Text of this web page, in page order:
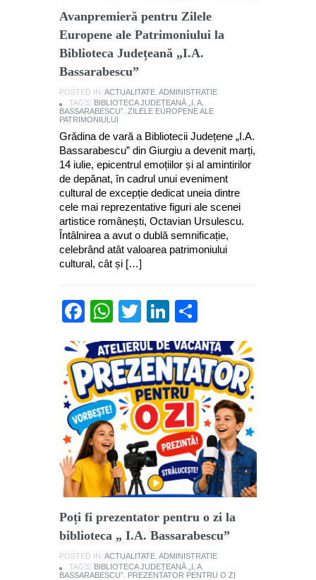
Avanpremieră pentru Zilele
Europene ale Patrimoniului la
Biblioteca Județeană „I.A.
Bassarabescu”
POSTED IN: ACTUALITATE ADMINISTRATIE
TAGS: BIBLIOTECA JUDEȚEANĂ „I. A.
BASSARABESCU” ZILELE EUROPENE ALE
PATRIMONIULUI
Grădina de vară a Bibliotecii Județene „I.A.
Bassarabescu” din Giurgiu a devenit marți,
14 iulie, epicentrul emoțiilor și al amintirilor
de depănat, în cadrul unui eveniment
cultural de excepție dedicat uneia dintre
cele mai reprezentative figuri ale scenei
artistice românești, Octavian Ursulescu.
Întâlnirea a avut o dublă semnificație,
celebrând atât valoarea patrimoniului
cultural, cât și […]
Facebook
WhatsApp
TwitterLinkedIn
Poți fi prezentator pentru o zi la
biblioteca „ I.A. Bassarabescu”
POSTED IN: ACTUALITATE ADMINISTRATIE
TAGS: BIBLIOTECA JUDEȚEANĂ „I. A.
BASSARABESCU” PREZENTATOR PENTRU O ZI